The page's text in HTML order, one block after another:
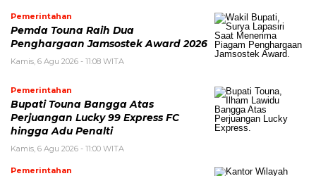
Pemerintahan
Pemda Touna Raih Dua
Penghargaan Jamsostek Award 2026
Kamis, 6 Agu 2026 - 11:08 WITA
Pemerintahan
Bupati Touna Bangga Atas
Perjuangan Lucky 99 Express FC
hingga Adu Penalti
Kamis, 6 Agu 2026 - 11:00 WITA
Pemerintahan